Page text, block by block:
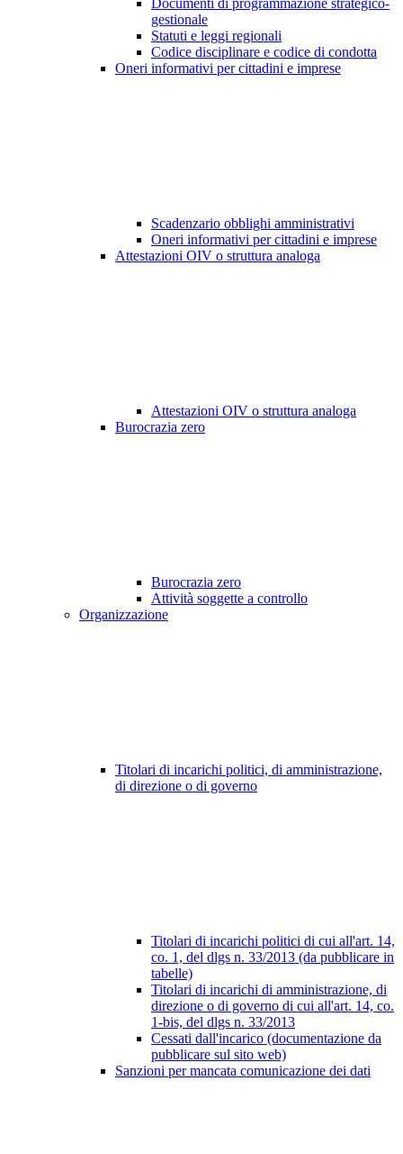
Documenti di programmazione strategico-
gestionale
Statuti e leggi regionali
Codice disciplinare e codice di condotta
Oneri informativi per cittadini e imprese
Scadenzario obblighi amministrativi
Oneri informativi per cittadini e imprese
Attestazioni OIV o struttura analoga
Attestazioni OIV o struttura analoga
Burocrazia zero
Burocrazia zero
Attività soggette a controllo
Organizzazione
Titolari di incarichi politici, di amministrazione,
di direzione o di governo
Titolari di incarichi politici di cui all'art. 14,
co. 1, del dlgs n. 33/2013 (da pubblicare in
tabelle)
Titolari di incarichi di amministrazione, di
direzione o di governo di cui all'art. 14, co.
1-bis, del dlgs n. 33/2013
Cessati dall'incarico (documentazione da
pubblicare sul sito web)
Sanzioni per mancata comunicazione dei dati